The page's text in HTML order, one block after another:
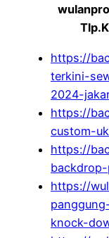
https://
terkini-
2024-
https://
custom-
https://
https://
knock-